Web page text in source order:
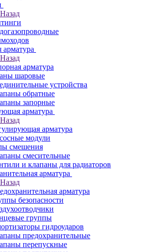
Назад
арматура
Назад
арматура
шаровые
устройства
обратные
запорные
арматура
Назад
арматура
модули
смешения
смесительные
и клапаны для радиаторов
арматура
Назад
арматура
безопасности
группы
гидроударов
предохранительные
перепускные